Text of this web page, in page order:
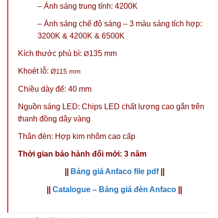
– Ánh sáng trung tính: 4200K
– Ánh sáng chế độ sáng – 3 màu sáng tích hợp:
3200K & 4200K & 6500K
Kích thước phủ bì: Ø135 mm
Khoét lỗ: Ø115 mm
Chiều dày đế: 40 mm
Nguồn sáng LED: Chips LED chất lượng cao gắn trên
thanh đồng dây vàng
Thân đèn: Hợp kim nhôm cao cấp
Thời gian bảo hành đổi mới: 3 năm
Bảng giá Anfaco file pdf
Catalogue – Bảng giá đèn Anfaco